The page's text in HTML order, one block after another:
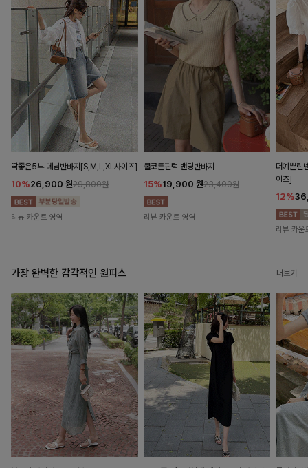
딱좋은5부 데님반바지[S,M,L,XL사이즈]
10%26,900 원29,800원
리뷰 카운트 영역
쿨코튼핀턱 밴딩반바지
15%19,900 원23,400원
리뷰 카운트 영역
더예쁜린
이즈]
12%
리뷰 카운
가장 완벽한 감각적인 원피스 더보기